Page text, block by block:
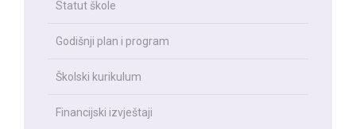
Statut škole
Godišnji plan i program
Školski kurikulum
Financijski izvještaji